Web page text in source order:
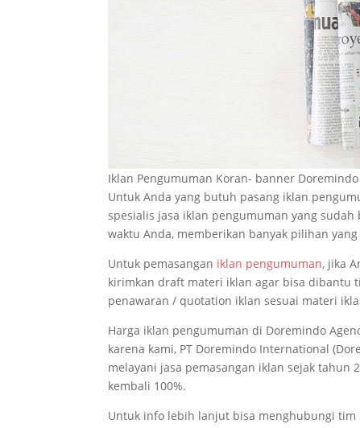
Iklan Pengumuman Koran- banner Doremindo
Untuk Anda yang butuh pasang iklan
spesialis jasa iklan pengumuman yang sudah
waktu Anda, memberikan banyak pilihan
Untuk pemasangan iklan pengumuman, jika
kirimkan draft materi iklan agar bisa dibantu
penawaran / quotation iklan sesuai materi
Harga iklan pengumuman di Doremindo
karena kami, PT Doremindo International
melayani jasa pemasangan iklan sejak tahun
kembali 100%.
Untuk info lebih lanjut bisa menghubungi tim